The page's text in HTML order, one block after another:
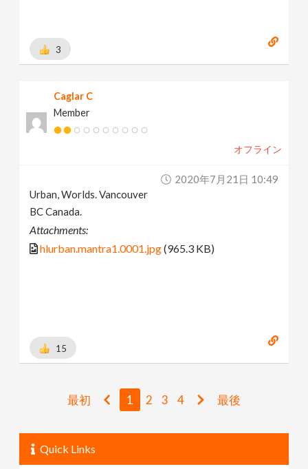
3
Caglar C
Member
オフライン
2020年7月21日 10:49
Urban, Worlds. Vancouver
BC Canada.
Attachments:
hlurban.mantra1.0001.jpg(965.3 KB)
15
最初 1 2 3 4 最後
Quick Links